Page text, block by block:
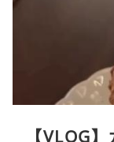
【VLOG